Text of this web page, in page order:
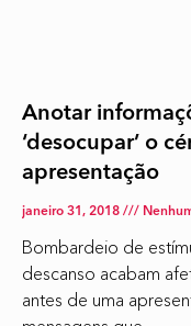
Anotar
‘desocupar’ o
apresentação
janeiro 31, 2018
Bombardeio de
descanso acabam
antes de uma